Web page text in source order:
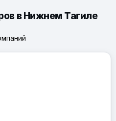
в Нижнем Тагиле